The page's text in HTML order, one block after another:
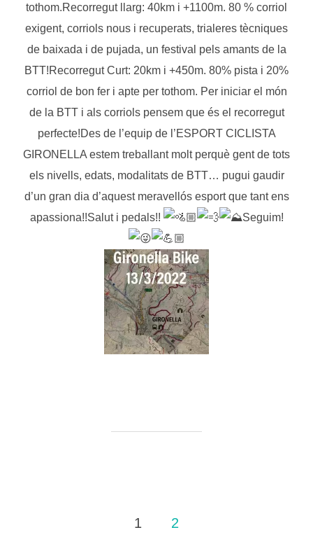
tothom.Recorregut llarg: 40km i +1100m. 80 % corriol
exigent, corriols nous i recuperats, trialeres tècniques
de baixada i de pujada, un festival pels amants de la
BTT!Recorregut Curt: 20km i +450m. 80% pista i 20%
corriol de bon fer i apte per tothom. Per iniciar el món
de la BTT i als corriols pensem que és el recorregut
perfecte!Des de l’equip de l’ESPORT CICLISTA
GIRONELLA estem treballant molt perquè gent de tots
els nivells, edats, modalitats de BTT… pugui gaudir
d’un gran dia d’aquest meravellós esport que tant ens
apassiona!!Salut i pedals!!
Seguim!
1 2